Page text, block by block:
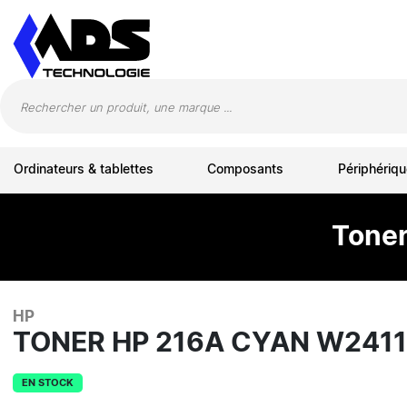
Ordinateurs & tablettes Composants
HP
TONER HP 216A CYAN
EN STOCK